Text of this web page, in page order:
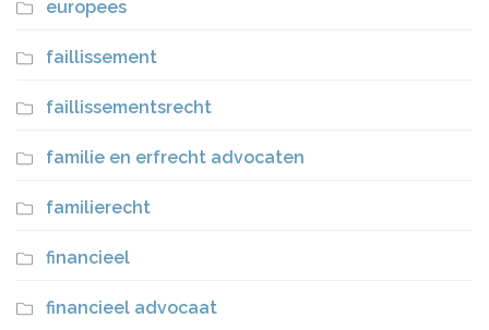
europees
faillissement
faillissementsrecht
familie en erfrecht advocaten
familierecht
financieel
financieel advocaat